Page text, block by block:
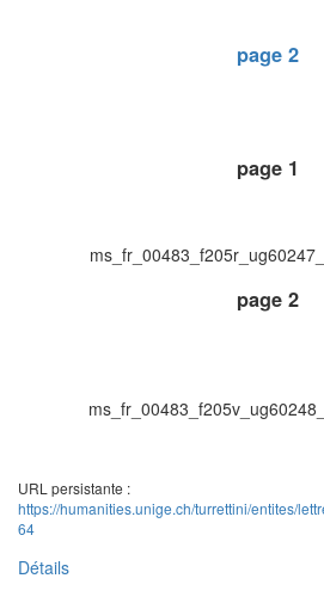
page 2
page 1
page 2
URL persistante :
https://humanities.unige.ch/turrettini/entites/
64
Détails